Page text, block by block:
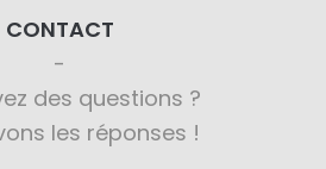
CONTACT
des questions ?
les réponses !